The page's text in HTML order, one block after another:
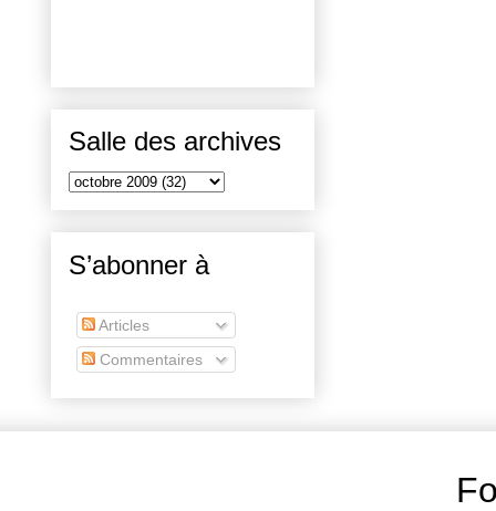
Salle des archives
S’abonner à
Articles
Commentaires